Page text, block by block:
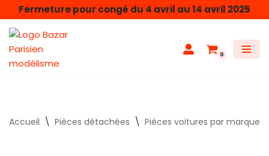
Aller
au
contenu
Fermeture pour congé du 4 avril au 14 avril 2025
0
Accueil \ Pièces détachées \ Pièces voitures par marque